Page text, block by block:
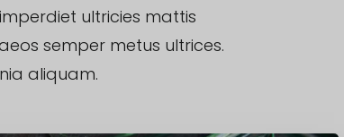
ultricies mattis
semper metus ultrices.
aliquam.